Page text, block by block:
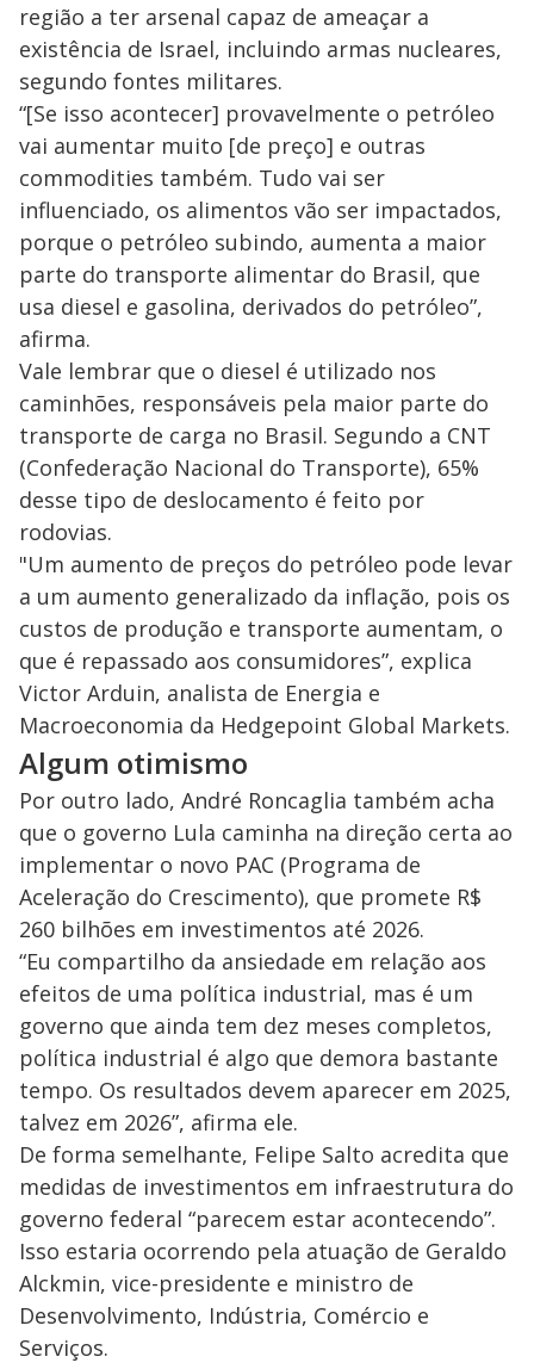
região a ter arsenal capaz de ameaçar a
existência de Israel, incluindo armas nucleares,
segundo fontes militares.
“[Se isso acontecer] provavelmente o petróleo
vai aumentar muito [de preço] e outras
commodities também. Tudo vai ser
influenciado, os alimentos vão ser impactados,
porque o petróleo subindo, aumenta a maior
parte do transporte alimentar do Brasil, que
usa diesel e gasolina, derivados do petróleo”,
afirma.
Vale lembrar que o diesel é utilizado nos
caminhões, responsáveis pela maior parte do
transporte de carga no Brasil. Segundo a CNT
(Confederação Nacional do Transporte), 65%
desse tipo de deslocamento é feito por
rodovias.
"Um aumento de preços do petróleo pode levar
a um aumento generalizado da inflação, pois os
custos de produção e transporte aumentam, o
que é repassado aos consumidores”, explica
Victor Arduin, analista de Energia e
Macroeconomia da Hedgepoint Global Markets.
Algum otimismo
Por outro lado, André Roncaglia também acha
que o governo Lula caminha na direção certa ao
implementar o novo PAC (Programa de
Aceleração do Crescimento), que promete R$
260 bilhões em investimentos até 2026.
“Eu compartilho da ansiedade em relação aos
efeitos de uma política industrial, mas é um
governo que ainda tem dez meses completos,
política industrial é algo que demora bastante
tempo. Os resultados devem aparecer em 2025,
talvez em 2026”, afirma ele.
De forma semelhante, Felipe Salto acredita que
medidas de investimentos em infraestrutura do
governo federal “parecem estar acontecendo”.
Isso estaria ocorrendo pela atuação de Geraldo
Alckmin, vice-presidente e ministro de
Desenvolvimento, Indústria, Comércio e
Serviços.